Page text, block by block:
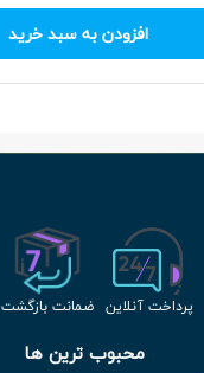
افزودن به سبد خرید
پرداخت آنلاین ضمانت بازگشت
محبوب ترین ها